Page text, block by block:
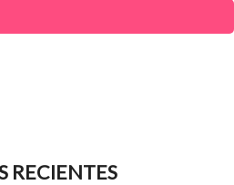
RECIENTES